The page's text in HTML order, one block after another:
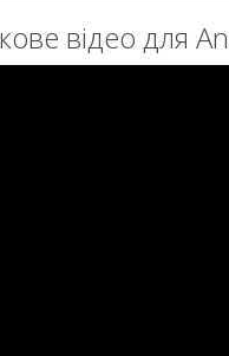
відео для